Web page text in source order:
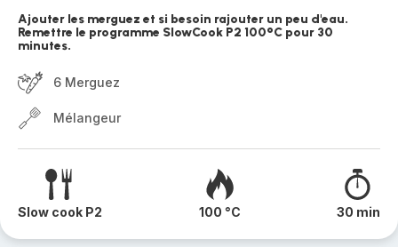
Ajouter les merguez et si besoin rajouter un peu d'eau.
Remettre le programme SlowCook P2 100°C pour 30
minutes.
6 Merguez
Mélangeur
Slow cook P2 100 °C 30 min